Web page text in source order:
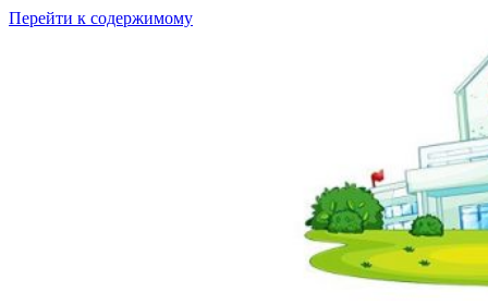
Перейти к содержимому